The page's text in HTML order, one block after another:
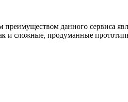
данного сервиса
и сложные, продуманные